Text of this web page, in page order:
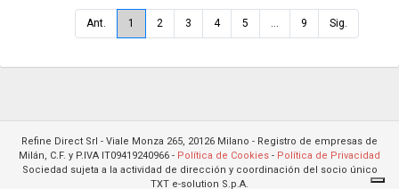
Ant. 1 2 3 4 5 9 Sig.
Refine Direct Srl - Viale Monza 265, 20126 Milano - Registro de empresas de
Milán, C.F. y P.IVA IT09419240966 - Política de Cookies - Política de Privacidad
Sociedad sujeta a la actividad de dirección y coordinación del socio único
TXT e-solution S.p.A.